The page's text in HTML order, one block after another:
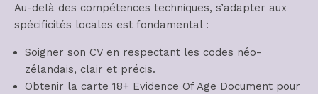
Au-delà des compétences techniques, s’adapter aux
spécificités locales est fondamental :
Soigner son CV en respectant les codes néo-
zélandais, clair et précis.
Obtenir la carte 18+ Evidence Of Age Document pour